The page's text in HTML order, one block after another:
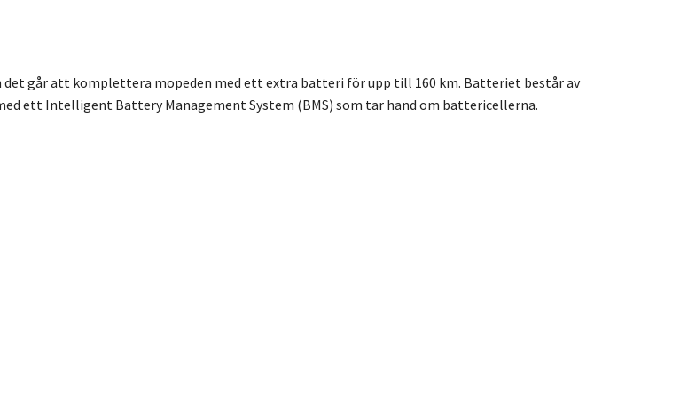
det går att komplettera mopeden med ett extra batteri för upp till 160 km. Batteriet består av
ett Intelligent Battery Management System (BMS) som tar hand om battericellerna.